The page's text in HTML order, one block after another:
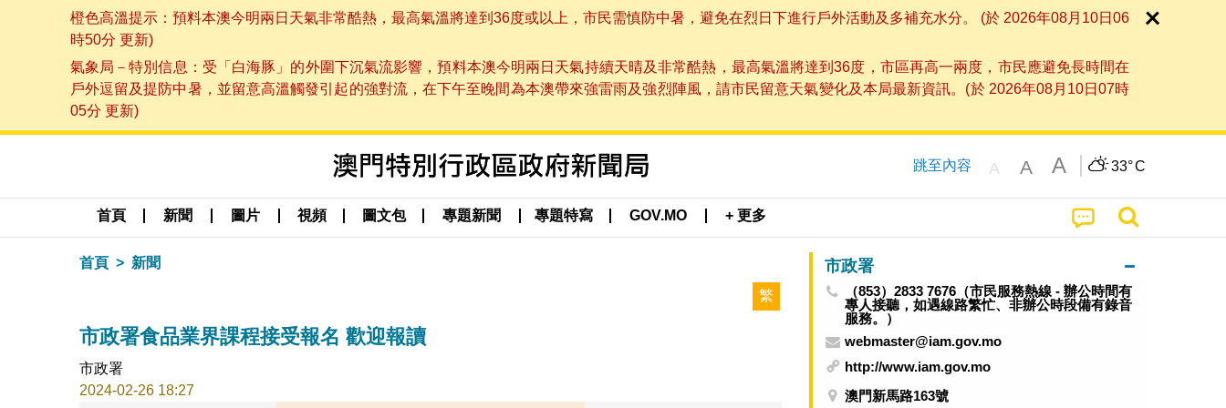
橙色高溫提示：預料本澳今明兩日天氣非常酷熱，最高氣溫將達到36度或以上，市民需慎防中暑，避免在烈日下進行戶外活動及多補充水分。 (於 2026年08月10日06
時50分 更新)
氣象局－特別信息：受「白海豚」的外圍下沉氣流影響，預料本澳今明兩日天氣持續天晴及非常酷熱，最高氣溫將達到36度，市區再高一兩度，市民應避免長時間在
戶外逗留及提防中暑，並留意高溫觸發引起的強對流，在下午至晚間為本澳帶來強雷雨及強烈陣風，請市民留意天氣變化及本局最新資訊。(於 2026年08月10日07時
05分 更新)
跳至內容 A A A 33°C
首頁 新聞 圖片 視頻 圖文包 專題新聞 專題特寫 GOV.MO + 更多
首頁 新聞
繁
市政署食品業界課程接受報名 歡迎報讀
市政署
2024-02-26 18:27
市政署
（853）2833 7676（市民服務熱線 - 辦公時間有
專人接聽，如遇線路繁忙、非辦公時段備有錄音
服務。）
webmaster@iam.gov.mo
http://www.iam.gov.mo
澳門新馬路163號